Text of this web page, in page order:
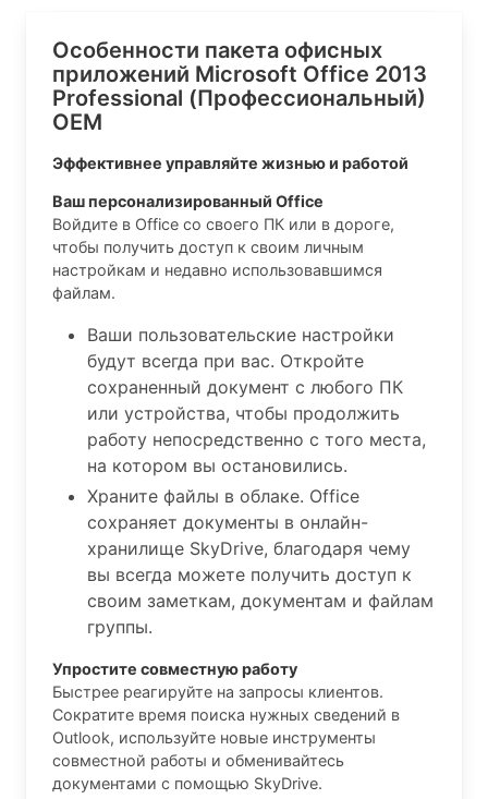
Особенности пакета офисных
приложений Microsoft Office 2013
Professional (Профессиональный)
OEM
Эффективнее управляйте жизнью и работой
Ваш персонализированный Office
Войдите в Office со своего ПК или в дороге,
чтобы получить доступ к своим личным
настройкам и недавно использовавшимся
файлам.
Ваши пользовательские настройки
будут всегда при вас. Откройте
сохраненный документ с любого ПК
или устройства, чтобы продолжить
работу непосредственно с того места,
на котором вы остановились.
Храните файлы в облаке. Office
сохраняет документы в онлайн-
хранилище SkyDrive, благодаря чему
вы всегда можете получить доступ к
своим заметкам, документам и файлам
группы.
Упростите совместную работу
Быстрее реагируйте на запросы клиентов.
Сократите время поиска нужных сведений в
Outlook, используйте новые инструменты
совместной работы и обменивайтесь
документами с помощью SkyDrive.